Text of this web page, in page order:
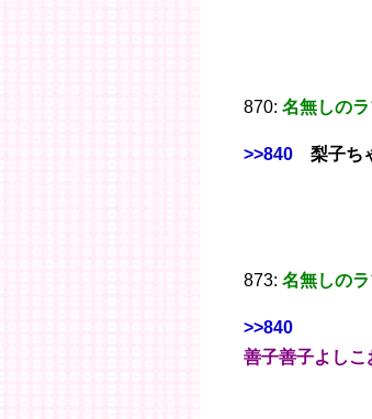
870: 名無しの
>>840 梨子ち
873: 名無しの
>>840
善子善子よしこ